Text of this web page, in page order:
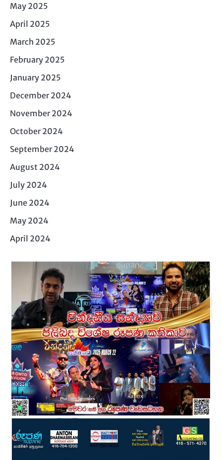
May 2025
April 2025
March 2025
February 2025
January 2025
December 2024
November 2024
October 2024
September 2024
August 2024
July 2024
June 2024
May 2024
April 2024